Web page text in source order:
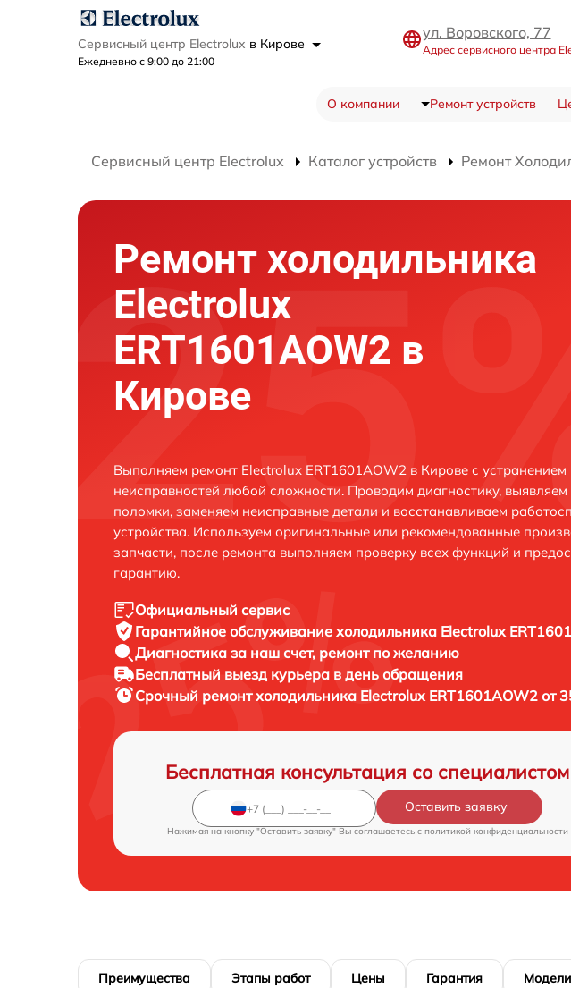
Сервисный центр Electrolux в Кирове
Ежедневно с 9:00 до 21:00
ул. Воровского, 77
Адрес сервисного центра
О компании Ремонт устройств
Сервисный центр Electrolux Каталог устройств Ремонт
Ремонт холодильника
Electrolux
ERT1601AOW2 в
Кирове
Выполняем ремонт Electrolux ERT1601AOW2 в Кирове с устранением
неисправностей любой сложности. Проводим диагностику,
поломки, заменяем неисправные детали и восстанавливаем
устройства. Используем оригинальные или рекомендованные
запчасти, после ремонта выполняем проверку всех функций и
гарантию.
Официальный сервис
Гарантийное обслуживание холодильника Electrolux
Диагностика за наш счет, ремонт по желанию
Бесплатный выезд курьера в день обращения
Срочный ремонтхолодильника Electrolux ERT1601AOW2 от
Бесплатная консультация со специалистом
Оставить заявку
Нажимая на кнопку "Оставить заявку" Вы соглашаетесь c политикой конфиденциальности
Преимущества Этапы работ Цены Гарантия Модели